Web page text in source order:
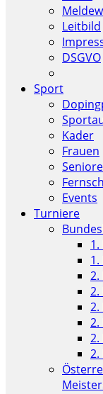
Leitbild
DSGVO
Sport
Kader
Frauen
Events
Turniere
2.
2.
2.
2.
2.
2.